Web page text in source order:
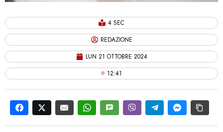
4 SEC
REDAZIONE
LUN 21 OTTOBRE 2024
12:41